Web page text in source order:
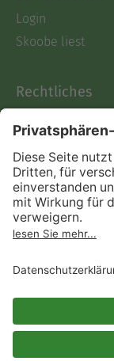
Login
Skoobe liest
Rechtliches
AGB
Informationen
Act
Verträge hier
Impressum